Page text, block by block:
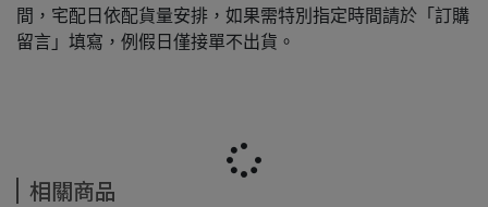
間，宅配日依配貨量安排，如果需特別指定時間請於「訂購
留言」填寫，例假日僅接單不出貨。
相關商品